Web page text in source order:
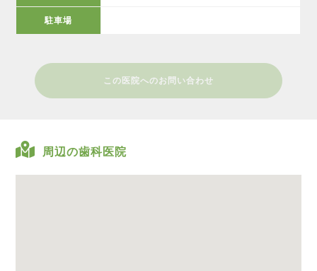
駐車場
この医院へのお問い合わせ
周辺の歯科医院